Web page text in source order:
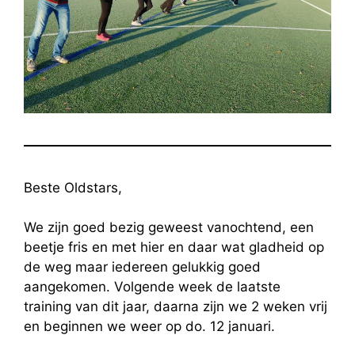
Beste Oldstars,
We zijn goed bezig geweest vanochtend, een
beetje fris en met hier en daar wat gladheid op
de weg maar iedereen gelukkig goed
aangekomen. Volgende week de laatste
training van dit jaar, daarna zijn we 2 weken vrij
en beginnen we weer op do. 12 januari.